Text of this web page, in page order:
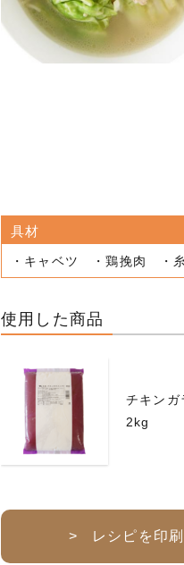
具材
・キャベツ ・鶏挽肉 ・
使用した商品
チキン
2kg
> レシピを印刷